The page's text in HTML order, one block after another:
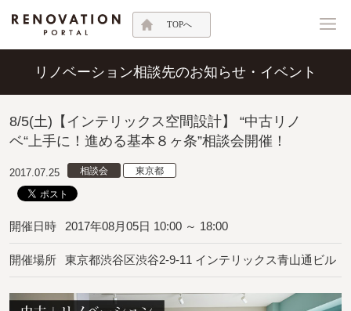
TOPへ
リノベーション相談先のお知らせ・イベント
8/5(土)【インテリックス空間設計】 “中古リノ
ベ“上手に！進める基本８ヶ条”相談会開催！
2017.07.25 相談会 東京都
開催日時 2017年08月05日 10:00 ～ 18:00
開催場所 東京都渋谷区渋谷2-9-11 インテリックス青山通ビル